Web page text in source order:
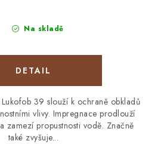
Na skladě
39 slouží k ochraně obkladů
vlivy. Impregnace prodlouží
zamezí propustnosti vodě. Značně
také zvyšuje...